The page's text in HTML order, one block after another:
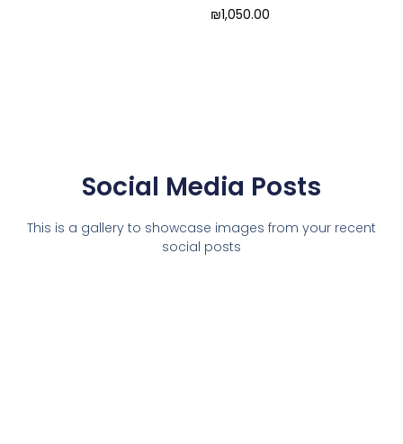
₪1,050.00
Social Media Posts
This is a gallery to showcase images from your recent
social posts